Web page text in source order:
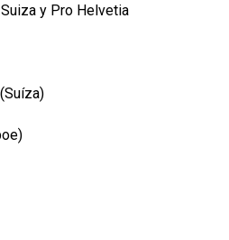
y Pro Helvetia